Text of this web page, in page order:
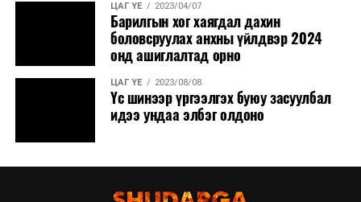
ЦАГ ҮЕ 2023/04/07
Барилгын хог хаягдал дахин
боловсруулах анхны үйлдвэр 2024
онд ашиглалтад орно
ЦАГ ҮЕ 2023/08/08
Үс шинээр үргээлгэх буюу засуулбал
идээ ундаа элбэг олдоно